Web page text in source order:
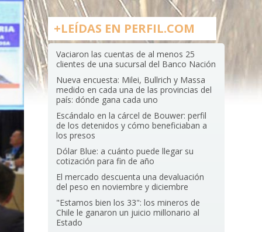
+LEÍDAS EN PERFIL.COM
Vaciaron las cuentas de al menos 25
clientes de una sucursal del Banco Nación
Nueva encuesta: Milei, Bullrich y Massa
medido en cada una de las provincias del
país: dónde gana cada uno
Escándalo en la cárcel de Bouwer: perfil
de los detenidos y cómo beneficiaban a
los presos
Dólar Blue: a cuánto puede llegar su
cotización para fin de año
El mercado descuenta una devaluación
del peso en noviembre y diciembre
"Estamos bien los 33": los mineros de
Chile le ganaron un juicio millonario al
Estado